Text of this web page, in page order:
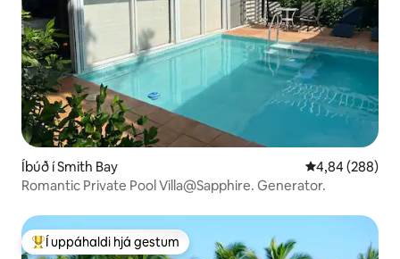
Íbúð í Smith Bay 4,84 af 5 í
4,84 (288)
Romantic Private Pool Villa@Sapphire. Generator.
Í mestu uppáhaldi hjá gestum
Í uppáhaldi hjá gestum